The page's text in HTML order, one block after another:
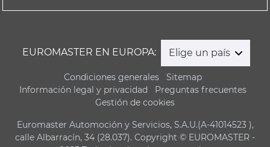
EUROMASTER EN EUROPA: Elige un país
Condiciones generales
Sitemap
Información legal y privacidad
Preguntas frecuentes
Gestión de cookies
Euromaster Automoción y Servicios, S.A.U.(A-41014523 ),
calle Albarracín, 34 (28.037). Copyright © EUROMASTER -